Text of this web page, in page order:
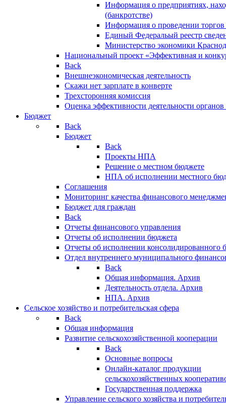
Информация о предприятиях,
(банкротстве)
Информация о проведении
Единый Федеральый реестр
Министерство экономики
Национальный проект «Эффективная и
Back
Внешнеэкономическая деятельность
Скажи нет зарплате в конверте
Трехсторонняя комиссия
Оценка эффективности деятельности
Бюджет
Back
Бюджет
Back
Проекты НПА
Решение о местном бюджете
НПА об исполнении местного
Соглашения
Мониторинг качества финансового
Бюджет для граждан
Back
Отчеты финансового управления
Отчеты об исполнении бюджета
Отчеты об исполнении консолидированного
Отдел внутреннего муниципального
Back
Общая информация. Архив
Деятельность отдела. Архив
НПА. Архив
Сельское хозяйство и потребительская сфера
Back
Общая информация
Развитие сельскохозяйственной кооперации
Back
Основные вопросы
Онлайн-каталог продукции
сельскохозяйственных
Государственная поддержка
Управление сельского хозяйства и